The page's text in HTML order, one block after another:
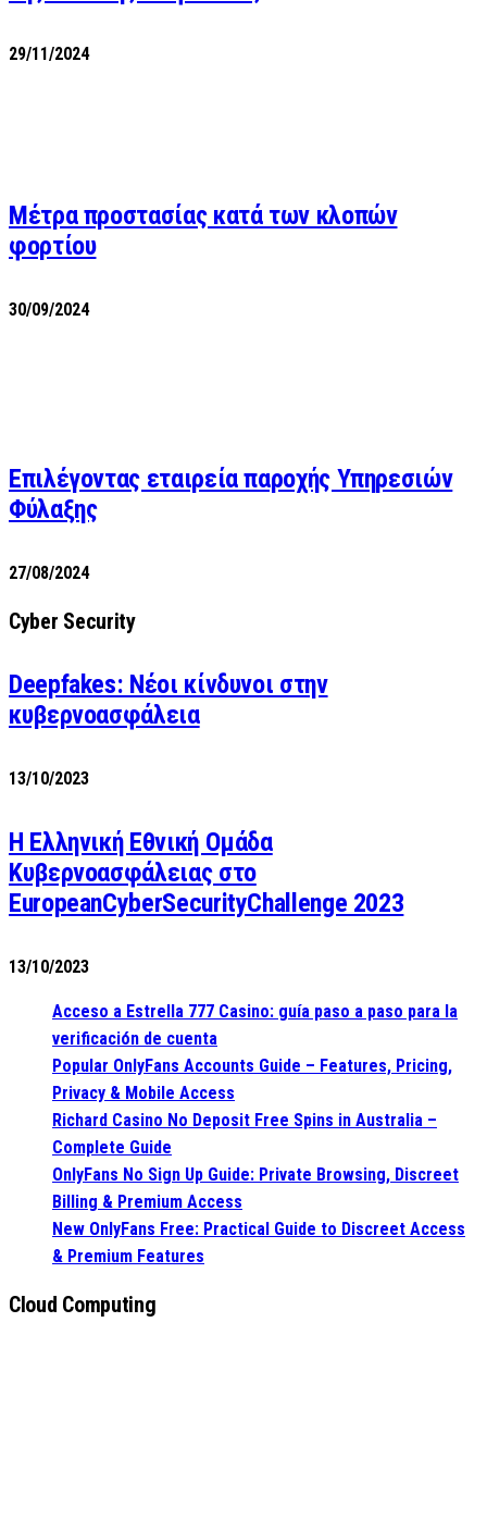
29/11/2024
Μέτρα προστασίας κατά των κλοπών
φορτίου
30/09/2024
Επιλέγοντας εταιρεία παροχής Υπηρεσιών
Φύλαξης
27/08/2024
Cyber Security
Deepfakes: Νέοι κίνδυνοι στην
κυβερνοασφάλεια
13/10/2023
Η Ελληνική Εθνική Ομάδα
Κυβερνοασφάλειας στο
EuropeanCyberSecurityChallenge 2023
13/10/2023
Acceso a Estrella 777 Casino: guía paso a paso para la
verificación de cuenta
Popular OnlyFans Accounts Guide – Features, Pricing,
Privacy & Mobile Access
Richard Casino No Deposit Free Spins in Australia –
Complete Guide
OnlyFans No Sign Up Guide: Private Browsing, Discreet
Billing & Premium Access
New OnlyFans Free: Practical Guide to Discreet Access
& Premium Features
Cloud Computing